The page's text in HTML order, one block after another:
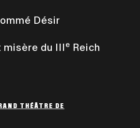
Désir
misère du IIIe Reich
THÉÂTRE DE